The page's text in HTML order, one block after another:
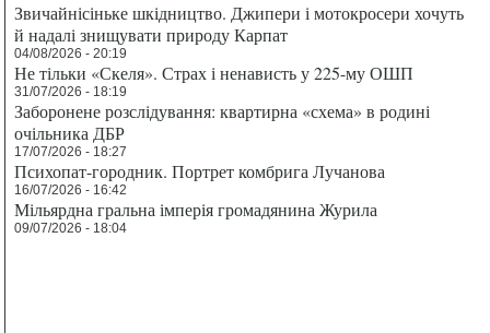
Звичайнісіньке шкідництво. Джипери і мотокросери хочуть
й надалі знищувати природу Карпат
04/08/2026 - 20:19
Не тільки «Скеля». Страх і ненависть у 225-му ОШП
31/07/2026 - 18:19
Заборонене розслідування: квартирна «схема» в родині
очільника ДБР
17/07/2026 - 18:27
Психопат-городник. Портрет комбрига Лучанова
16/07/2026 - 16:42
Мільярдна гральна імперія громадянина Журила
09/07/2026 - 18:04